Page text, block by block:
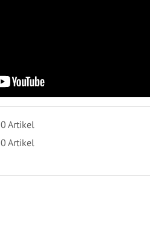
0 Artikel
0 Artikel